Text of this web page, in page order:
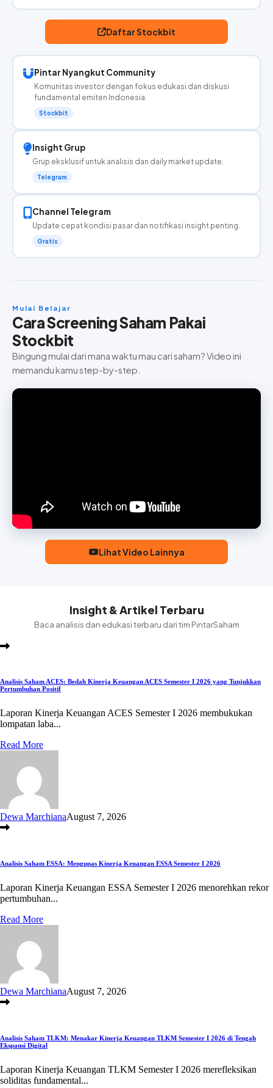
Daftar Stockbit
Pintar Nyangkut Community
Komunitas investor dengan fokus edukasi dan diskusi
fundamental emiten Indonesia.
Stockbit
Insight Grup
Grup eksklusif untuk analisis dan daily market update.
Telegram
Channel Telegram
Update cepat kondisi pasar dan notifikasi insight penting.
Gratis
Mulai Belajar
Cara Screening Saham Pakai
Stockbit
Bingung mulai dari mana waktu mau cari saham? Video ini
memandu kamu step-by-step.
Lihat Video Lainnya
Insight & Artikel Terbaru
Baca analisis dan edukasi terbaru dari tim PintarSaham
Analisis Saham ACES: Bedah Kinerja Keuangan ACES Semester I 2026 yang Tunjukkan
Pertumbuhan Positif
Laporan Kinerja Keuangan ACES Semester I 2026 membukukan
lompatan laba...
Read More
Dewa MarchianaAugust 7, 2026
Analisis Saham ESSA: Mengupas Kinerja Keuangan ESSA Semester I 2026
Laporan Kinerja Keuangan ESSA Semester I 2026 menorehkan rekor
pertumbuhan...
Read More
Dewa MarchianaAugust 7, 2026
Analisis Saham TLKM: Menakar Kinerja Keuangan TLKM Semester I 2026 di Tengah
Ekspansi Digital
Laporan Kinerja Keuangan TLKM Semester I 2026 merefleksikan
soliditas fundamental...